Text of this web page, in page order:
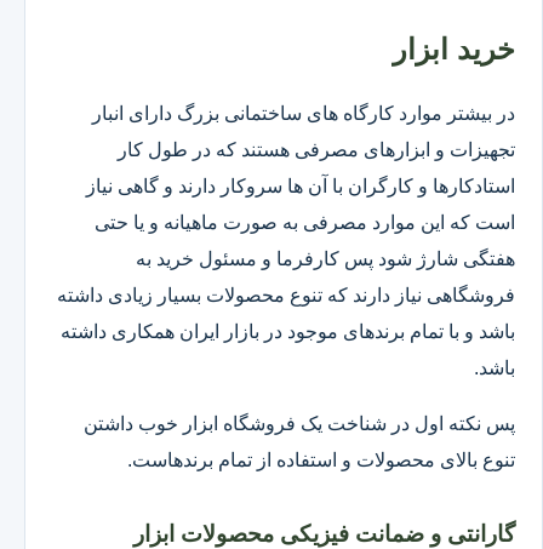
خرید ابزار
در بیشتر موارد کارگاه های ساختمانی بزرگ دارای انبار
تجهیزات و ابزارهای مصرفی هستند که در طول کار
استادکارها و کارگران با آن ها سروکار دارند و گاهی نیاز
است که این موارد مصرفی به صورت ماهیانه و یا حتی
هفتگی شارژ شود پس کارفرما و مسئول خرید به
فروشگاهی نیاز دارند که تنوع محصولات بسیار زیادی داشته
باشد و با تمام برندهای موجود در بازار ایران همکاری داشته
باشد.
پس نکته اول در شناخت یک فروشگاه ابزار خوب داشتن
تنوع بالای محصولات و استفاده از تمام برندهاست.
گارانتی و ضمانت فیزیکی محصولات ابزار